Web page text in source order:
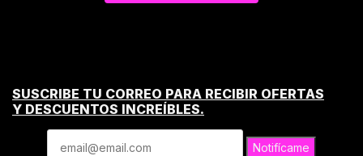
SUSCRIBE TU CORREO PARA RECIBIR OFERTAS
Y DESCUENTOS INCREÍBLES.
Notifícame